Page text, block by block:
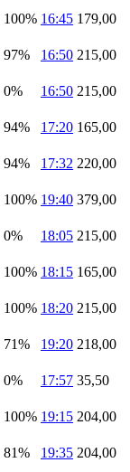
100% 16:45 179,00
97% 16:50 215,00
0% 16:50 215,00
94% 17:20 165,00
94% 17:32 220,00
100% 19:40 379,00
0% 18:05 215,00
100% 18:15 165,00
100% 18:20 215,00
71% 19:20 218,00
0% 17:57 35,50
100% 19:15 204,00
81% 19:35 204,00